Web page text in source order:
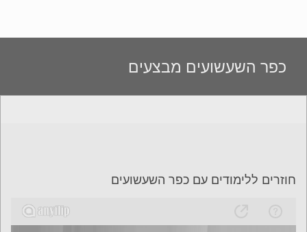
כפר השעשועים מבצעים
חוזרים ללימודים עם כפר השעשועים